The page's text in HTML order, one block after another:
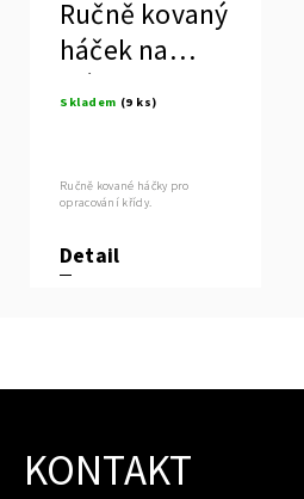
Ručně kovaný
háček na
křídu
Skladem (9 ks)
Detail
Ručně kované háčky pro
opracování křídy.
KONTAKT